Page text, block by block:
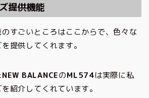
提供機能
すごいところはここからで、色々な
提供してくれます。
NEW BALANCEのML574は実際に私
紹介してくれています。